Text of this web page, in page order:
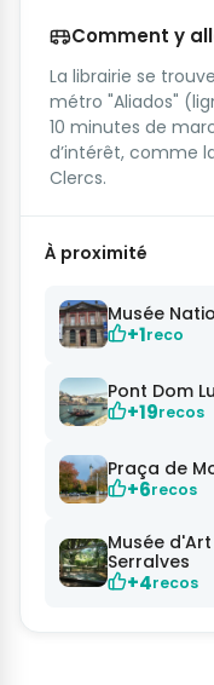
Comment y
La librairie se
métro "Aliados"
10 minutes de
d’intérêt, comme
Clercs.
À proximité
Musée
+1reco
Pont Dom
+19recos
Praça de
+6recos
Musée
Serralves
+4recos